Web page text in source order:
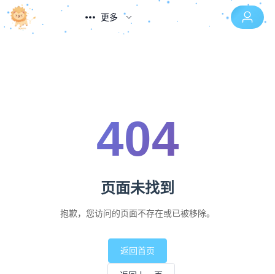
更多
404
页面未找到
抱歉，您访问的页面不存在或已被移除。
返回首页